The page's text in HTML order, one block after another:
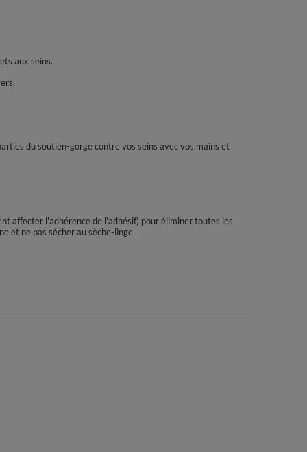
aux seins.
du soutien-gorge contre vos seins avec vos mains et
affecter l'adhérence de l'adhésif) pour éliminer toutes les
et ne pas sécher au sèche-linge